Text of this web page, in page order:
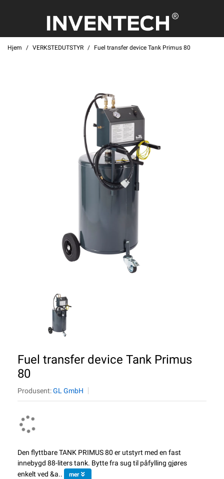
Hjem VERKSTEDUTSTYR Fuel transfer device Tank Primus 80
Fuel transfer device Tank Primus
80
Produsent:GL GmbH
Den flyttbare TANK PRIMUS 80 er utstyrt med en fast
innebygd 88-liters tank. Bytte fra sug til påfylling gjøres
enkelt ved &a..
mer